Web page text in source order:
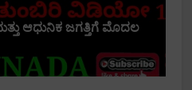
ಆಧುನಿಕ ಜಗತ್ತಿಗೆ ಮೊದಲ